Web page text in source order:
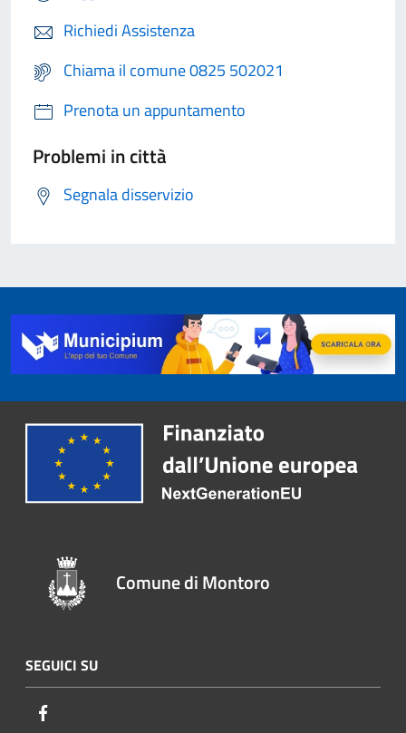
Richiedi Assistenza
Chiama il comune 0825 502021
Prenota un appuntamento
Problemi in città
Segnala disservizio
Comune di Montoro
SEGUICI SU